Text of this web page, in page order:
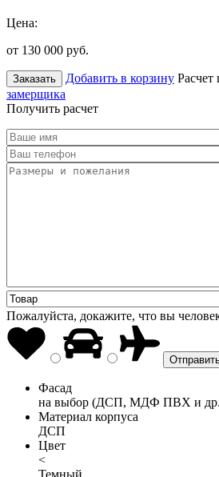
Цена:
от 130 000 руб.
Заказать Добавить в корзину Расчет
замерщика
Получить расчет
Пожалуйста, докажите, что вы
Фасад
на выбор (ДСП, МДФ ПВХ и
Материал корпуса
ДСП
Цвет
<
Темный